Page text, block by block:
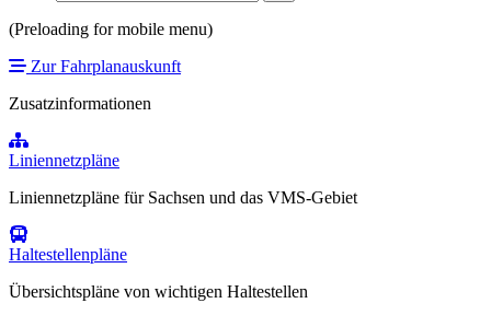
(Preloading for mobile menu)
Zur Fahrplanauskunft
Zusatzinformationen
Liniennetzpläne
Liniennetzpläne für Sachsen und das VMS-Gebiet
Haltestellenpläne
Übersichtspläne von wichtigen Haltestellen